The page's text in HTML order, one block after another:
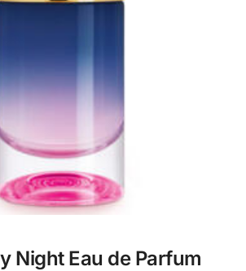
Night Eau de Parfum